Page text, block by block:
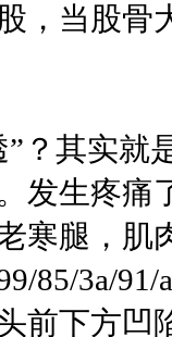
，当股骨
？其实就
发生疼痛
寒腿，肌
85/3a/
前下方凹